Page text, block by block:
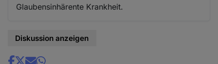
Glaubensinhärente Krankheit.
Diskussion anzeigen